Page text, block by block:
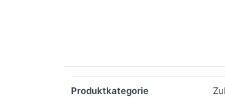
Produktkategorie